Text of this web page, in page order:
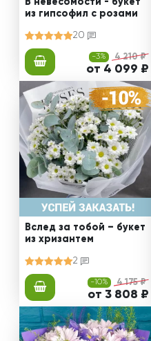
В невесомости - букет
из гипсофил с розами
20
-3% 4 210 ₽
от 4 099 ₽
Вслед за тобой – букет
из хризантем
2
-10% 4 175 ₽
от 3 808 ₽